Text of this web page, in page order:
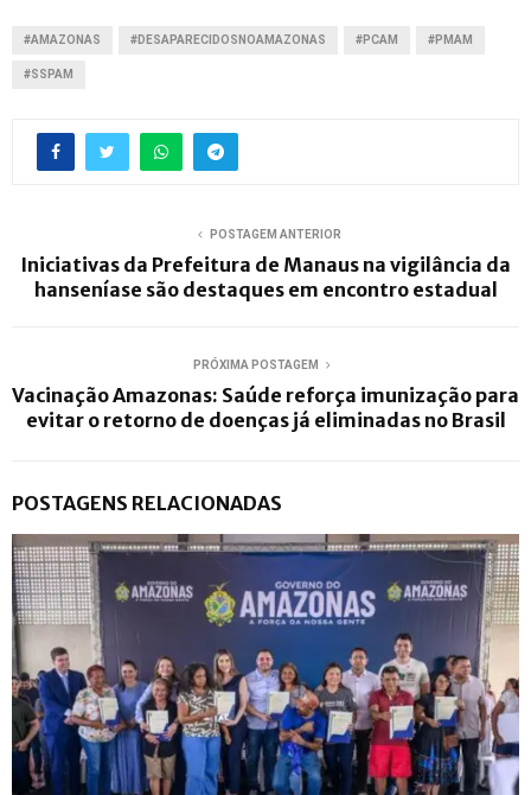
#AMAZONAS #DESAPARECIDOSNOAMAZONAS #PCAM #PMAM
#SSPAM
POSTAGEM ANTERIOR
Iniciativas da Prefeitura de Manaus na vigilância da
hanseníase são destaques em encontro estadual
PRÓXIMA POSTAGEM
Vacinação Amazonas: Saúde reforça imunização para
evitar o retorno de doenças já eliminadas no Brasil
POSTAGENS RELACIONADAS